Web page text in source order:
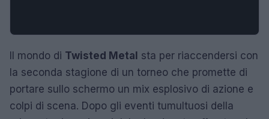
Il mondo di Twisted Metal sta per riaccendersi con
la seconda stagione di un torneo che promette di
portare sullo schermo un mix esplosivo di azione e
colpi di scena. Dopo gli eventi tumultuosi della